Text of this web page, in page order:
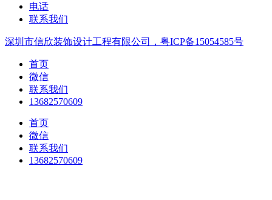
电话
联系我们
深圳市信欣装饰设计工程有限公司，粤ICP备15054585号
首页
微信
联系我们
13682570609
首页
微信
联系我们
13682570609